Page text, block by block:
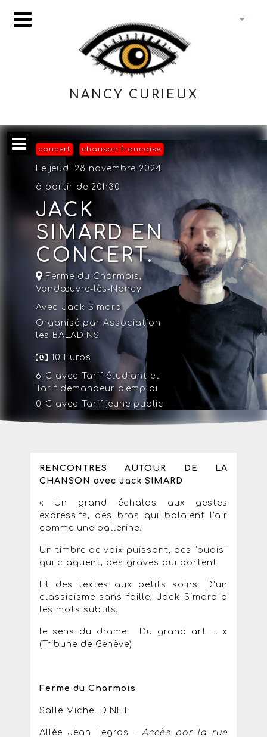
NANCY CURIEUX
concert chanson francaise
Le jeudi 28 novembre 2024
à partir de 20h30
JACK
SIMARD EN
CONCERT.
Ferme du Charmois,
Vandœuvre-lès-Nancy
Avec Jack Simard
Organisé par Association
les BALADINS
10 Euros
6 € avecTarif étudiant et
Tarif demandeur d'emploi
0 € avecTarif jeune public
RENCONTRES AUTOUR DE LA
CHANSON avec Jack SIMARD
« Un grand échalas aux gestes
expressifs, des bras qui balaient l'air
comme une ballerine.
Un timbre de voix puissant, des "ouais"
qui claquent, des graves qui portent.
Et des textes aux petits soins. D'un
classicisme sans faille, Jack Simard a
les mots subtils,
le sens du drame. Du grand art ... »
(Tribune de Genève).
Ferme du Charmois
Salle Michel DINET
Allée Jean Legras - Accès par la rue